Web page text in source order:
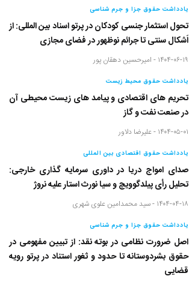
یادداشت حقوق جزا و جرم شناسی
تحول استثمار جنسی کودکان در پرتو اسناد بین المللی: از
اَشکال سنتی تا جرائم نوظهور در فضای مجازی
۱۴۰۴-۰۶-۱۹ - امیرحسین دهقان پور
یادداشت حقوق محیط زیست
تحریم های اقتصادی و پیامد های زیست محیطی آن
در صنعت نفت و گاز
۱۴۰۴-۰۵-۰۱ - علیرضا دلاور
یادداشت حقوق اقتصادی بین المللی
صدای امواج دریا در داوری سرمایه گذاری خارجی:
تحلیل رأی پیلدگوویچ و سیا نورث استار علیه نروژ
۱۴۰۴-۰۴-۱۸ - سید محمدامین علوی شهری
یادداشت حقوق جزا و جرم شناسی
اصل ضرورت نظامی در بوته نقد: از تبیین مفهومی در
حقوق بشردوستانه تا حدود و ثغور استناد در پرتو رویه
قضایی